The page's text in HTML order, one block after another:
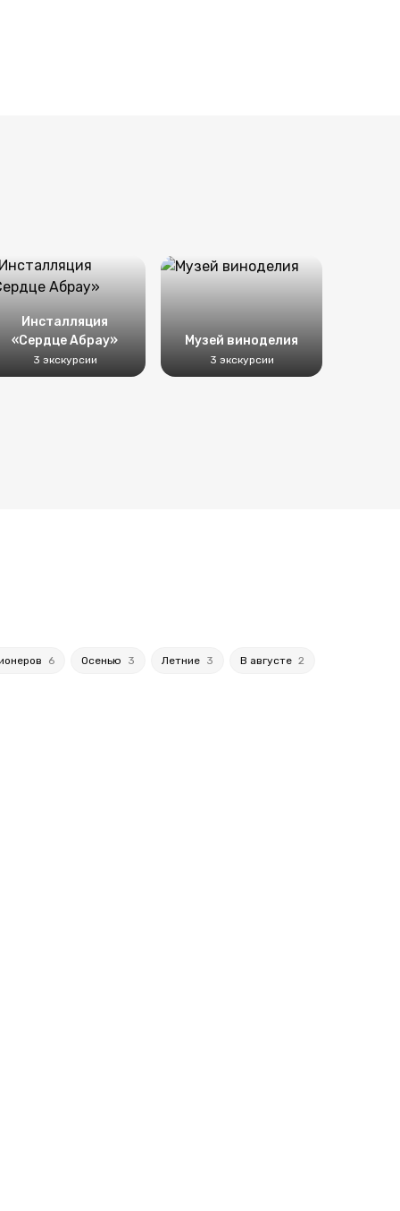
Инсталляция
«Сердце Абрау»
3 экскурсии
Музей виноделия
3 экскурсии
6 Осенью 3 Летние 3 В августе 2